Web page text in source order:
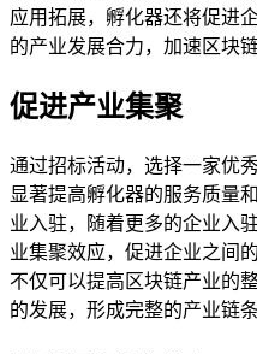
应用拓展，孵化器还将促进
的产业发展合力，加速区块
促进产业集聚
通过招标活动，选择一家优
显著提高孵化器的服务质量
业入驻，随着更多的企业入
业集聚效应，促进企业之间
不仅可以提高区块链产业的
的发展，形成完整的产业链条